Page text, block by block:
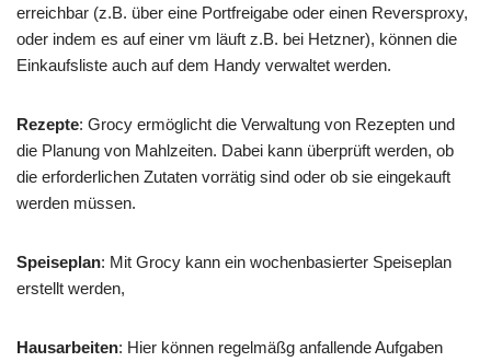
erreichbar (z.B. über eine Portfreigabe oder einen Reversproxy,
oder indem es auf einer vm läuft z.B. bei Hetzner), können die
Einkaufsliste auch auf dem Handy verwaltet werden.
Rezepte: Grocy ermöglicht die Verwaltung von Rezepten und
die Planung von Mahlzeiten. Dabei kann überprüft werden, ob
die erforderlichen Zutaten vorrätig sind oder ob sie eingekauft
werden müssen.
Speiseplan: Mit Grocy kann ein wochenbasierter Speiseplan
erstellt werden,
Hausarbeiten: Hier können regelmäßg anfallende Aufgaben